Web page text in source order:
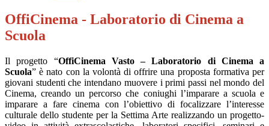
OffiCinema - Laboratorio di Cinema a
Scuola
Il progetto “OffiCinema Vasto – Laboratorio di Cinema a
Scuola” è nato con la volontà di offrire una proposta formativa per
giovani studenti che intendano muovere i primi passi nel mondo del
Cinema, creando un percorso che coniughi l’imparare a scuola e
imparare a fare cinema con l’obiettivo di focalizzare l’interesse
culturale dello studente per la Settima Arte realizzando un progetto-